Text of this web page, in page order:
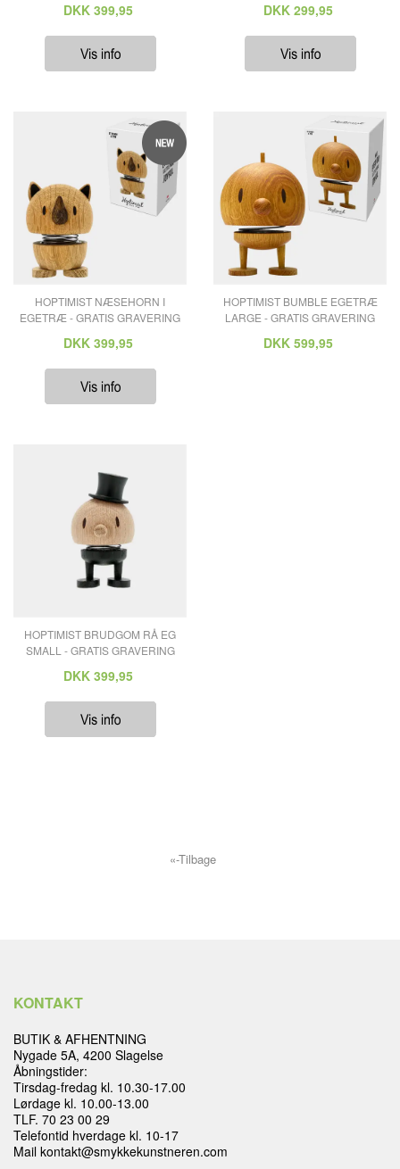
DKK 399,95 DKK 299,95
HOPTIMIST NÆSEHORN I
EGETRÆ - GRATIS GRAVERING
DKK 399,95
HOPTIMIST BUMBLE EGETRÆ
LARGE - GRATIS GRAVERING
DKK 599,95
HOPTIMIST BRUDGOM RÅ EG
SMALL - GRATIS GRAVERING
DKK 399,95
«-Tilbage
KONTAKT
BUTIK & AFHENTNING
Nygade 5A, 4200 Slagelse
Åbningstider:
Tirsdag-fredag kl. 10.30-17.00
Lørdage kl. 10.00-13.00
TLF. 70 23 00 29
Telefontid hverdage kl. 10-17
Mail kontakt@smykkekunstneren.com